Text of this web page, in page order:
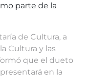
parte de la
de Cultura, a
Cultura y las
que el dueto
en la